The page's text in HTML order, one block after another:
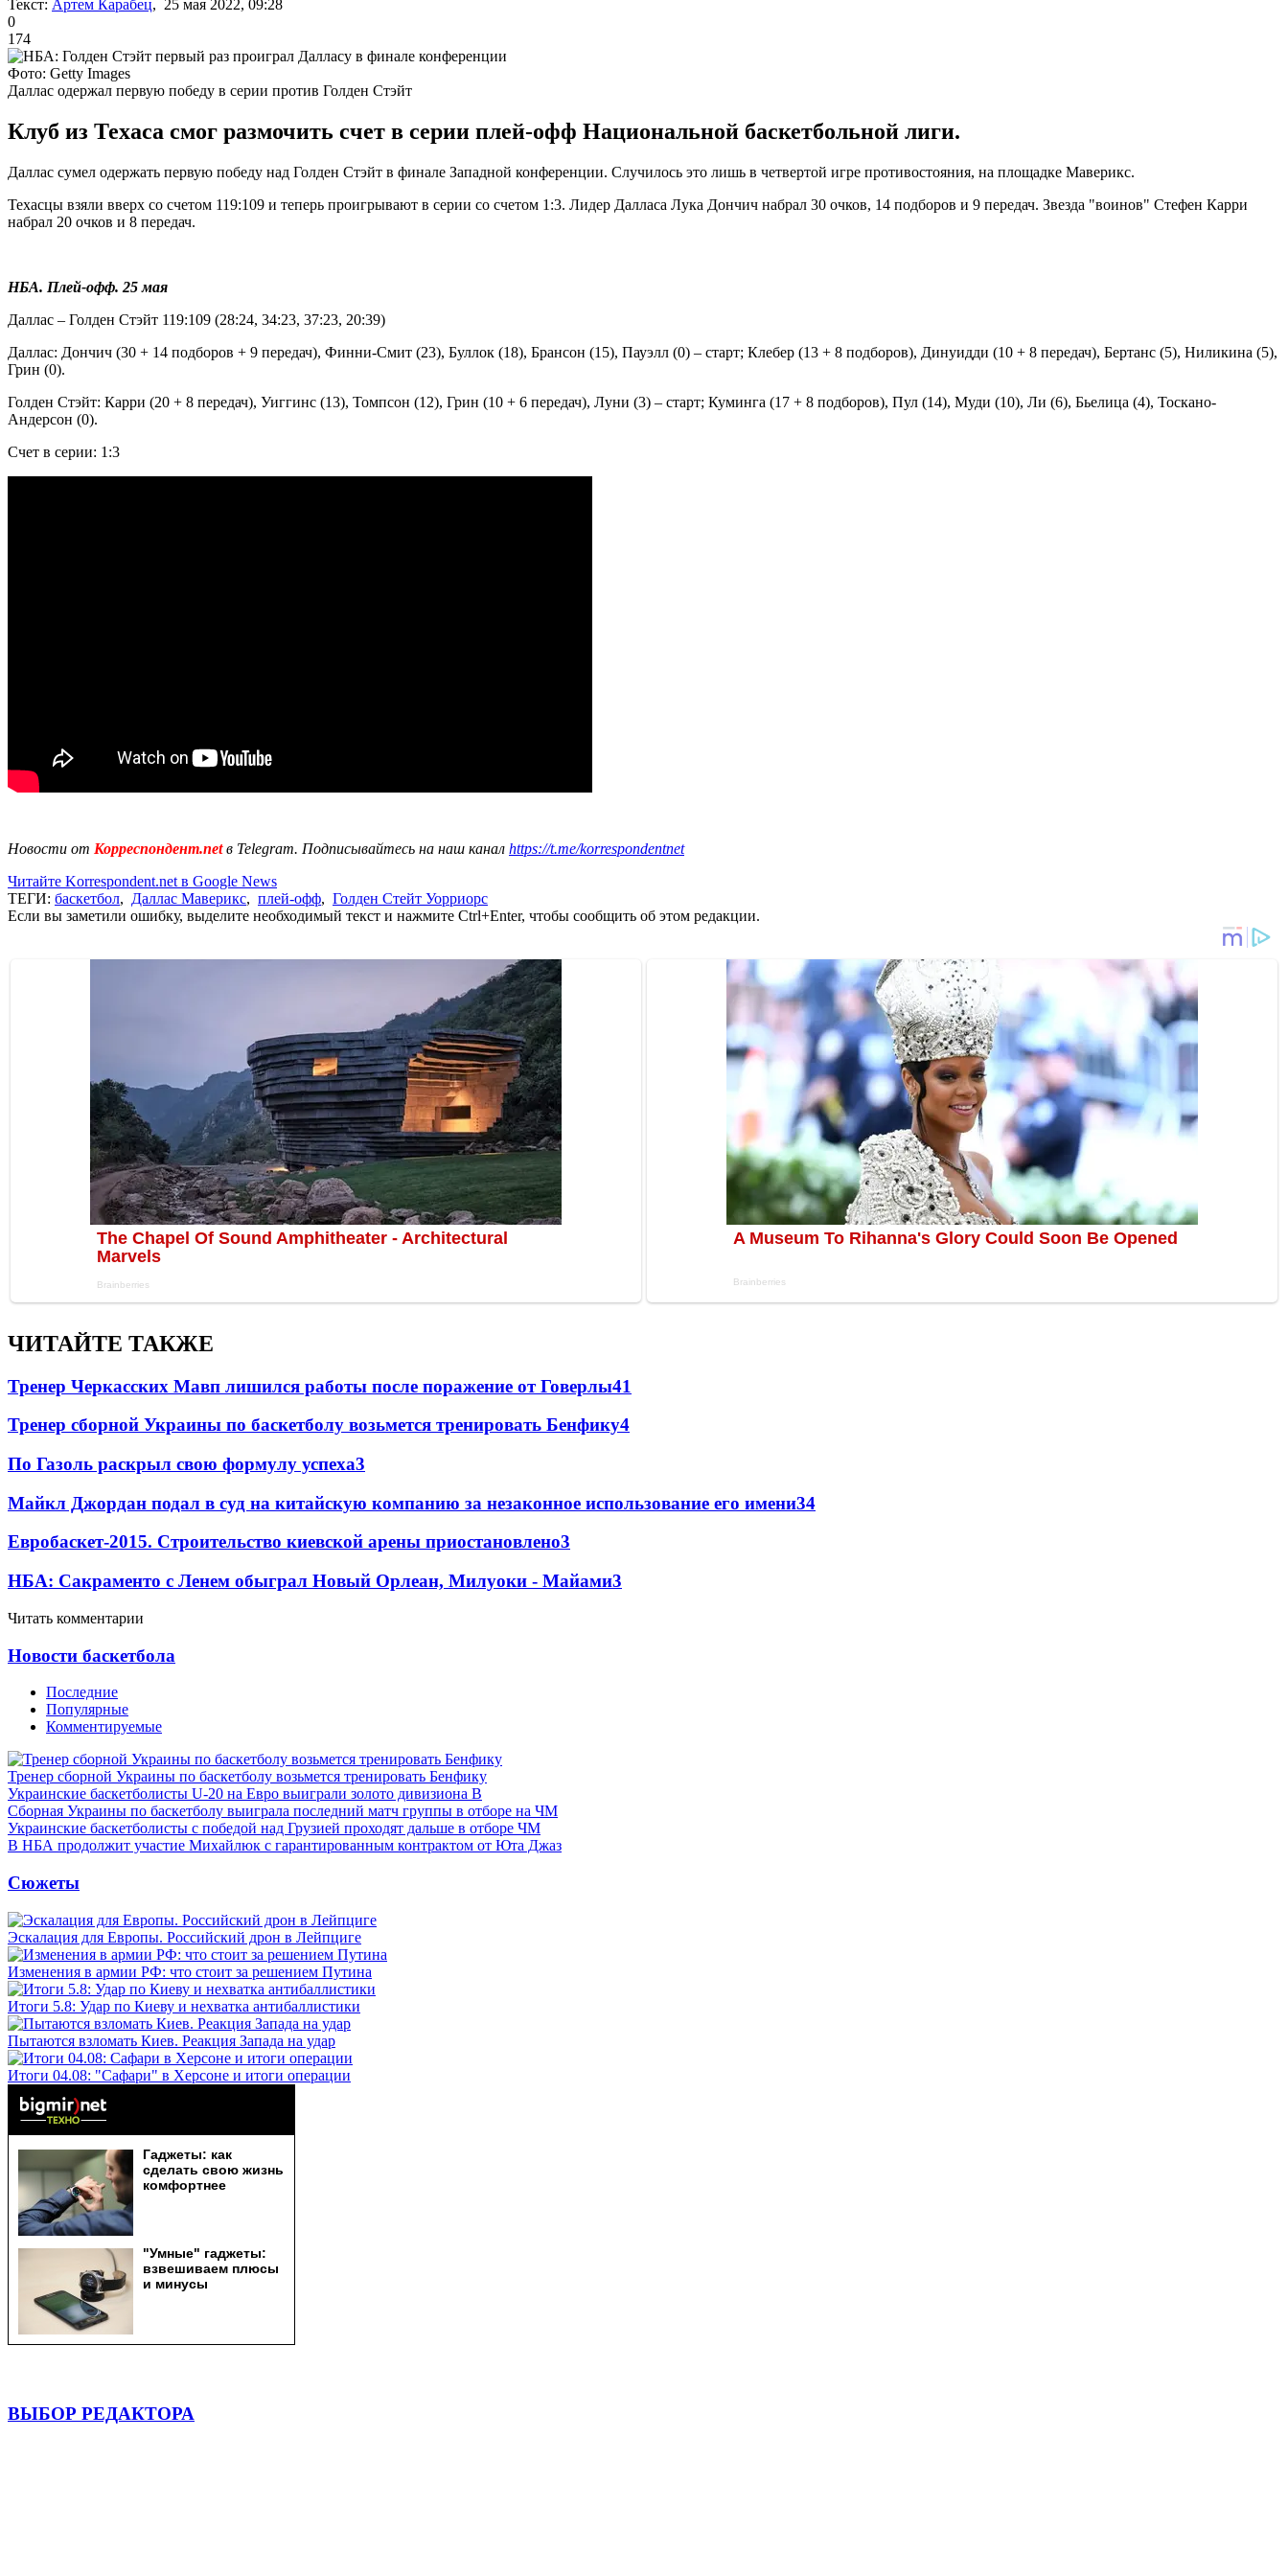
Текст: Артем Карабец, 25 мая 2022, 09:28
0
174
Фото: Getty Images
Даллас одержал первую победу в серии против Голден Стэйт
Клуб из Техаса смог размочить счет в серии плей-офф Национальной баскетбольной лиги.
Даллас сумел одержать первую победу над Голден Стэйт в финале Западной конференции. Случилось это лишь в четвертой игре противостояния, на площадке Маверикс.
Техасцы взяли вверх со счетом 119:109 и теперь проигрывают в серии со счетом 1:3. Лидер Далласа Лука Дончич набрал 30 очков, 14 подборов и 9 передач. Звезда "воинов" Стефен Карри
набрал 20 очков и 8 передач.
НБА. Плей-офф. 25 мая
Даллас – Голден Стэйт 119:109 (28:24, 34:23, 37:23, 20:39)
Даллас: Дончич (30 + 14 подборов + 9 передач), Финни-Смит (23), Буллок (18), Брансон (15), Пауэлл (0) – старт; Клебер (13 + 8 подборов), Динуидди (10 + 8 передач), Бертанс (5), Ниликина (5),
Грин (0).
Голден Стэйт: Карри (20 + 8 передач), Уиггинс (13), Томпсон (12), Грин (10 + 6 передач), Луни (3) – старт; Куминга (17 + 8 подборов), Пул (14), Муди (10), Ли (6), Бьелица (4), Тоскано-
Андерсон (0).
Счет в серии: 1:3
Новости от Корреспондент.netв Telegram. Подписывайтесь на наш канал https://t.me/korrespondentnet
Читайте Korrespondent.net в Google News
ТЕГИ: баскетбол, Даллас Маверикс, плей-офф, Голден Стейт Уорриорс
Если вы заметили ошибку, выделите необходимый текст и нажмите Ctrl+Enter, чтобы сообщить об этом редакции.
ЧИТАЙТЕ ТАКЖЕ
Тренер Черкасских Мавп лишился работы после поражение от Говерлы41
Тренер сборной Украины по баскетболу возьмется тренировать Бенфику4
По Газоль раскрыл свою формулу успеха3
Майкл Джордан подал в суд на китайскую компанию за незаконное использование его имени34
Евробаскет-2015. Строительство киевской арены приостановлено3
НБА: Сакраменто с Ленем обыграл Новый Орлеан, Милуоки - Майами3
Читать комментарии
Новости баскетбола
Последние
Популярные
Комментируемые
Тренер сборной Украины по баскетболу возьмется тренировать Бенфику
Украинские баскетболисты U-20 на Евро выиграли золото дивизиона В
Сборная Украины по баскетболу выиграла последний матч группы в отборе на ЧМ
Украинские баскетболисты с победой над Грузией проходят дальше в отборе ЧМ
В НБА продолжит участие Михайлюк с гарантированным контрактом от Юта Джаз
Сюжеты
Эскалация для Европы. Российский дрон в Лейпциге
Изменения в армии РФ: что стоит за решением Путина
Итоги 5.8: Удар по Киеву и нехватка антибаллистики
Пытаются взломать Киев. Реакция Запада на удар
Итоги 04.08: "Сафари" в Херсоне и итоги операции
ВЫБОР РЕДАКТОРА